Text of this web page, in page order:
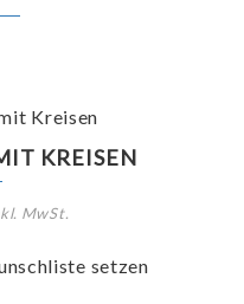
KREISEN
MwSt.
setzen